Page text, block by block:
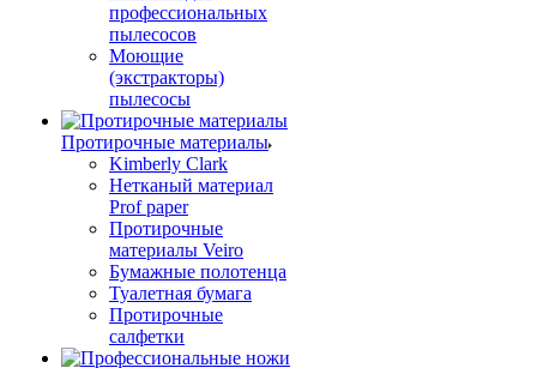
профессиональных
пылесосов
Моющие
(экстракторы)
пылесосы
Протирочные материалы
Kimberly Clark
Нетканый материал
Prof paper
Протирочные
материалы Veiro
Бумажные полотенца
Туалетная бумага
Протирочные
салфетки